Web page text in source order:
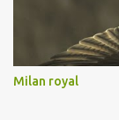
Milan royal